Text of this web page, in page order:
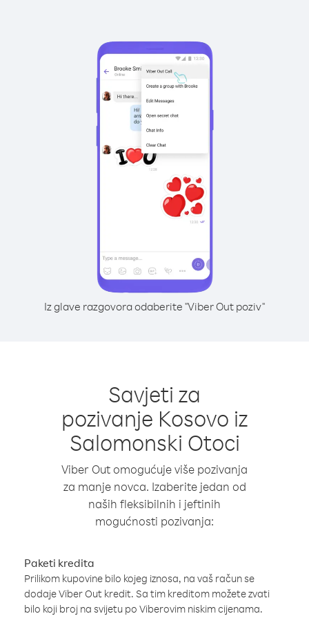
Iz glave razgovora odaberite "Viber Out poziv"
Savjeti za
pozivanje Kosovo iz
Salomonski Otoci
Viber Out omogućuje više pozivanja
za manje novca. Izaberite jedan od
naših fleksibilnih i jeftinih
mogućnosti pozivanja:
Paketi kredita
Prilikom kupovine bilo kojeg iznosa, na vaš račun se
dodaje Viber Out kredit. Sa tim kreditom možete zvati
bilo koji broj na svijetu po Viberovim niskim cijenama.